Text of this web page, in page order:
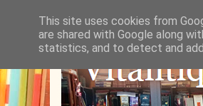
This site uses cookies from
are shared with Google along
statistics, and to detect and